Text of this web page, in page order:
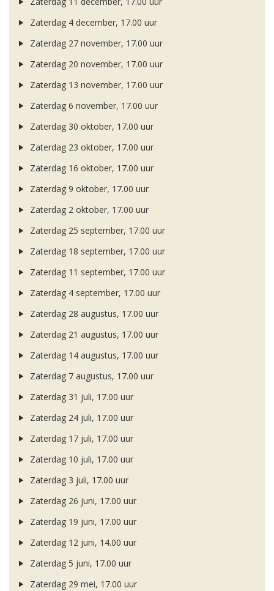
Zaterdag 4 december, 17.00 uur
Zaterdag 27 november, 17.00 uur
Zaterdag 20 november, 17.00 uur
Zaterdag 13 november, 17.00 uur
Zaterdag 6 november, 17.00 uur
Zaterdag 30 oktober, 17.00 uur
Zaterdag 23 oktober, 17.00 uur
Zaterdag 16 oktober, 17.00 uur
Zaterdag 9 oktober, 17.00 uur
Zaterdag 2 oktober, 17.00 uur
Zaterdag 25 september, 17.00 uur
Zaterdag 18 september, 17.00 uur
Zaterdag 11 september, 17.00 uur
Zaterdag 4 september, 17.00 uur
Zaterdag 28 augustus, 17.00 uur
Zaterdag 21 augustus, 17.00 uur
Zaterdag 14 augustus, 17.00 uur
Zaterdag 7 augustus, 17.00 uur
Zaterdag 31 juli, 17.00 uur
Zaterdag 24 juli, 17.00 uur
Zaterdag 17 juli, 17.00 uur
Zaterdag 10 juli, 17.00 uur
Zaterdag 3 juli, 17.00 uur
Zaterdag 26 juni, 17.00 uur
Zaterdag 19 juni, 17.00 uur
Zaterdag 12 juni, 14.00 uur
Zaterdag 5 juni, 17.00 uur
Zaterdag 29 mei, 17.00 uur